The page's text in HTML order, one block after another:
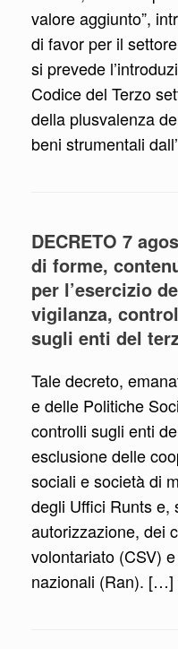
valore aggiunto”,
di favor per il
si prevede
Codice del Terzo
della plusvalenza
beni strumentali
DECRETO 7
di forme,
per l’esercizio
vigilanza,
sugli enti del
Tale decreto,
e delle Politiche
controlli sugli enti
esclusione delle
sociali e società di
degli Uffici Runts e,
autorizzazione, dei
volontariato (CSV)
nazionali (Ran). […]